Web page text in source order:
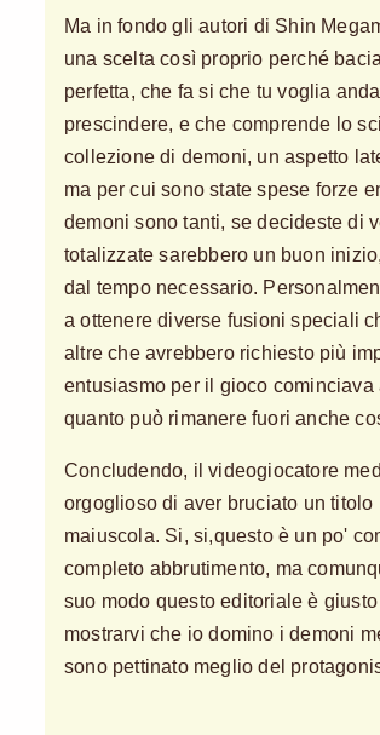
Ma in fondo gli autori di Shin
una scelta così proprio perché
perfetta, che fa si che tu voglia
prescindere, e che comprende lo
collezione di demoni, un aspetto
ma per cui sono state spese forze
demoni sono tanti, se decideste di
totalizzate sarebbero un buon
dal tempo necessario.
a ottenere diverse fusioni speciali
altre che avrebbero richiesto più
entusiasmo per il gioco cominciava
quanto può rimanere fuori anche
Concludendo, il videogiocatore
orgoglioso di aver bruciato un
maiuscola. Si, si,questo è un po'
completo abbrutimento, ma
suo modo questo editoriale è
mostrarvi che io domino i demoni
sono pettinato meglio del